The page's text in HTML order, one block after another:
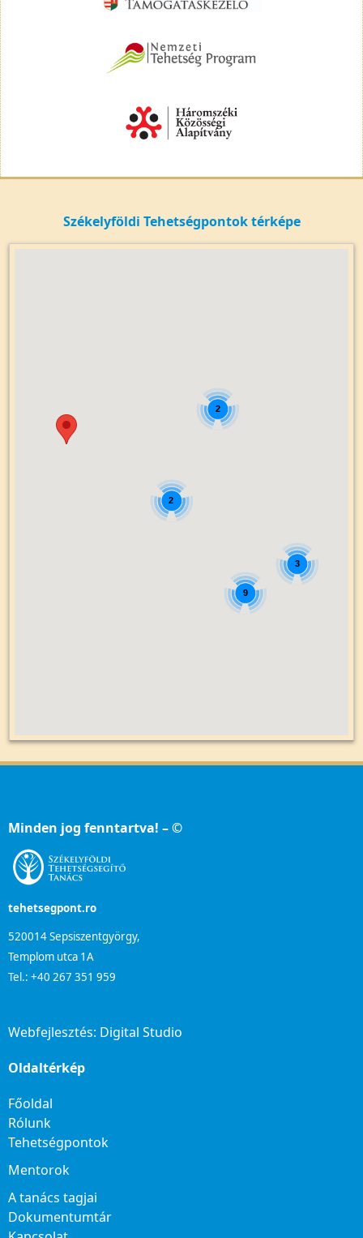
Székelyföldi Tehetségpontok térképe
9
3
2
2
Minden jog fenntartva! – ©
tehetsegpont.ro
520014 Sepsiszentgyörgy,
Templom utca 1A
Tel.: +40 267 351 959
Webfejlesztés: Digital Studio
Oldaltérkép
Főoldal
Rólunk
Tehetségpontok
Mentorok
A tanács tagjai
Dokumentumtár